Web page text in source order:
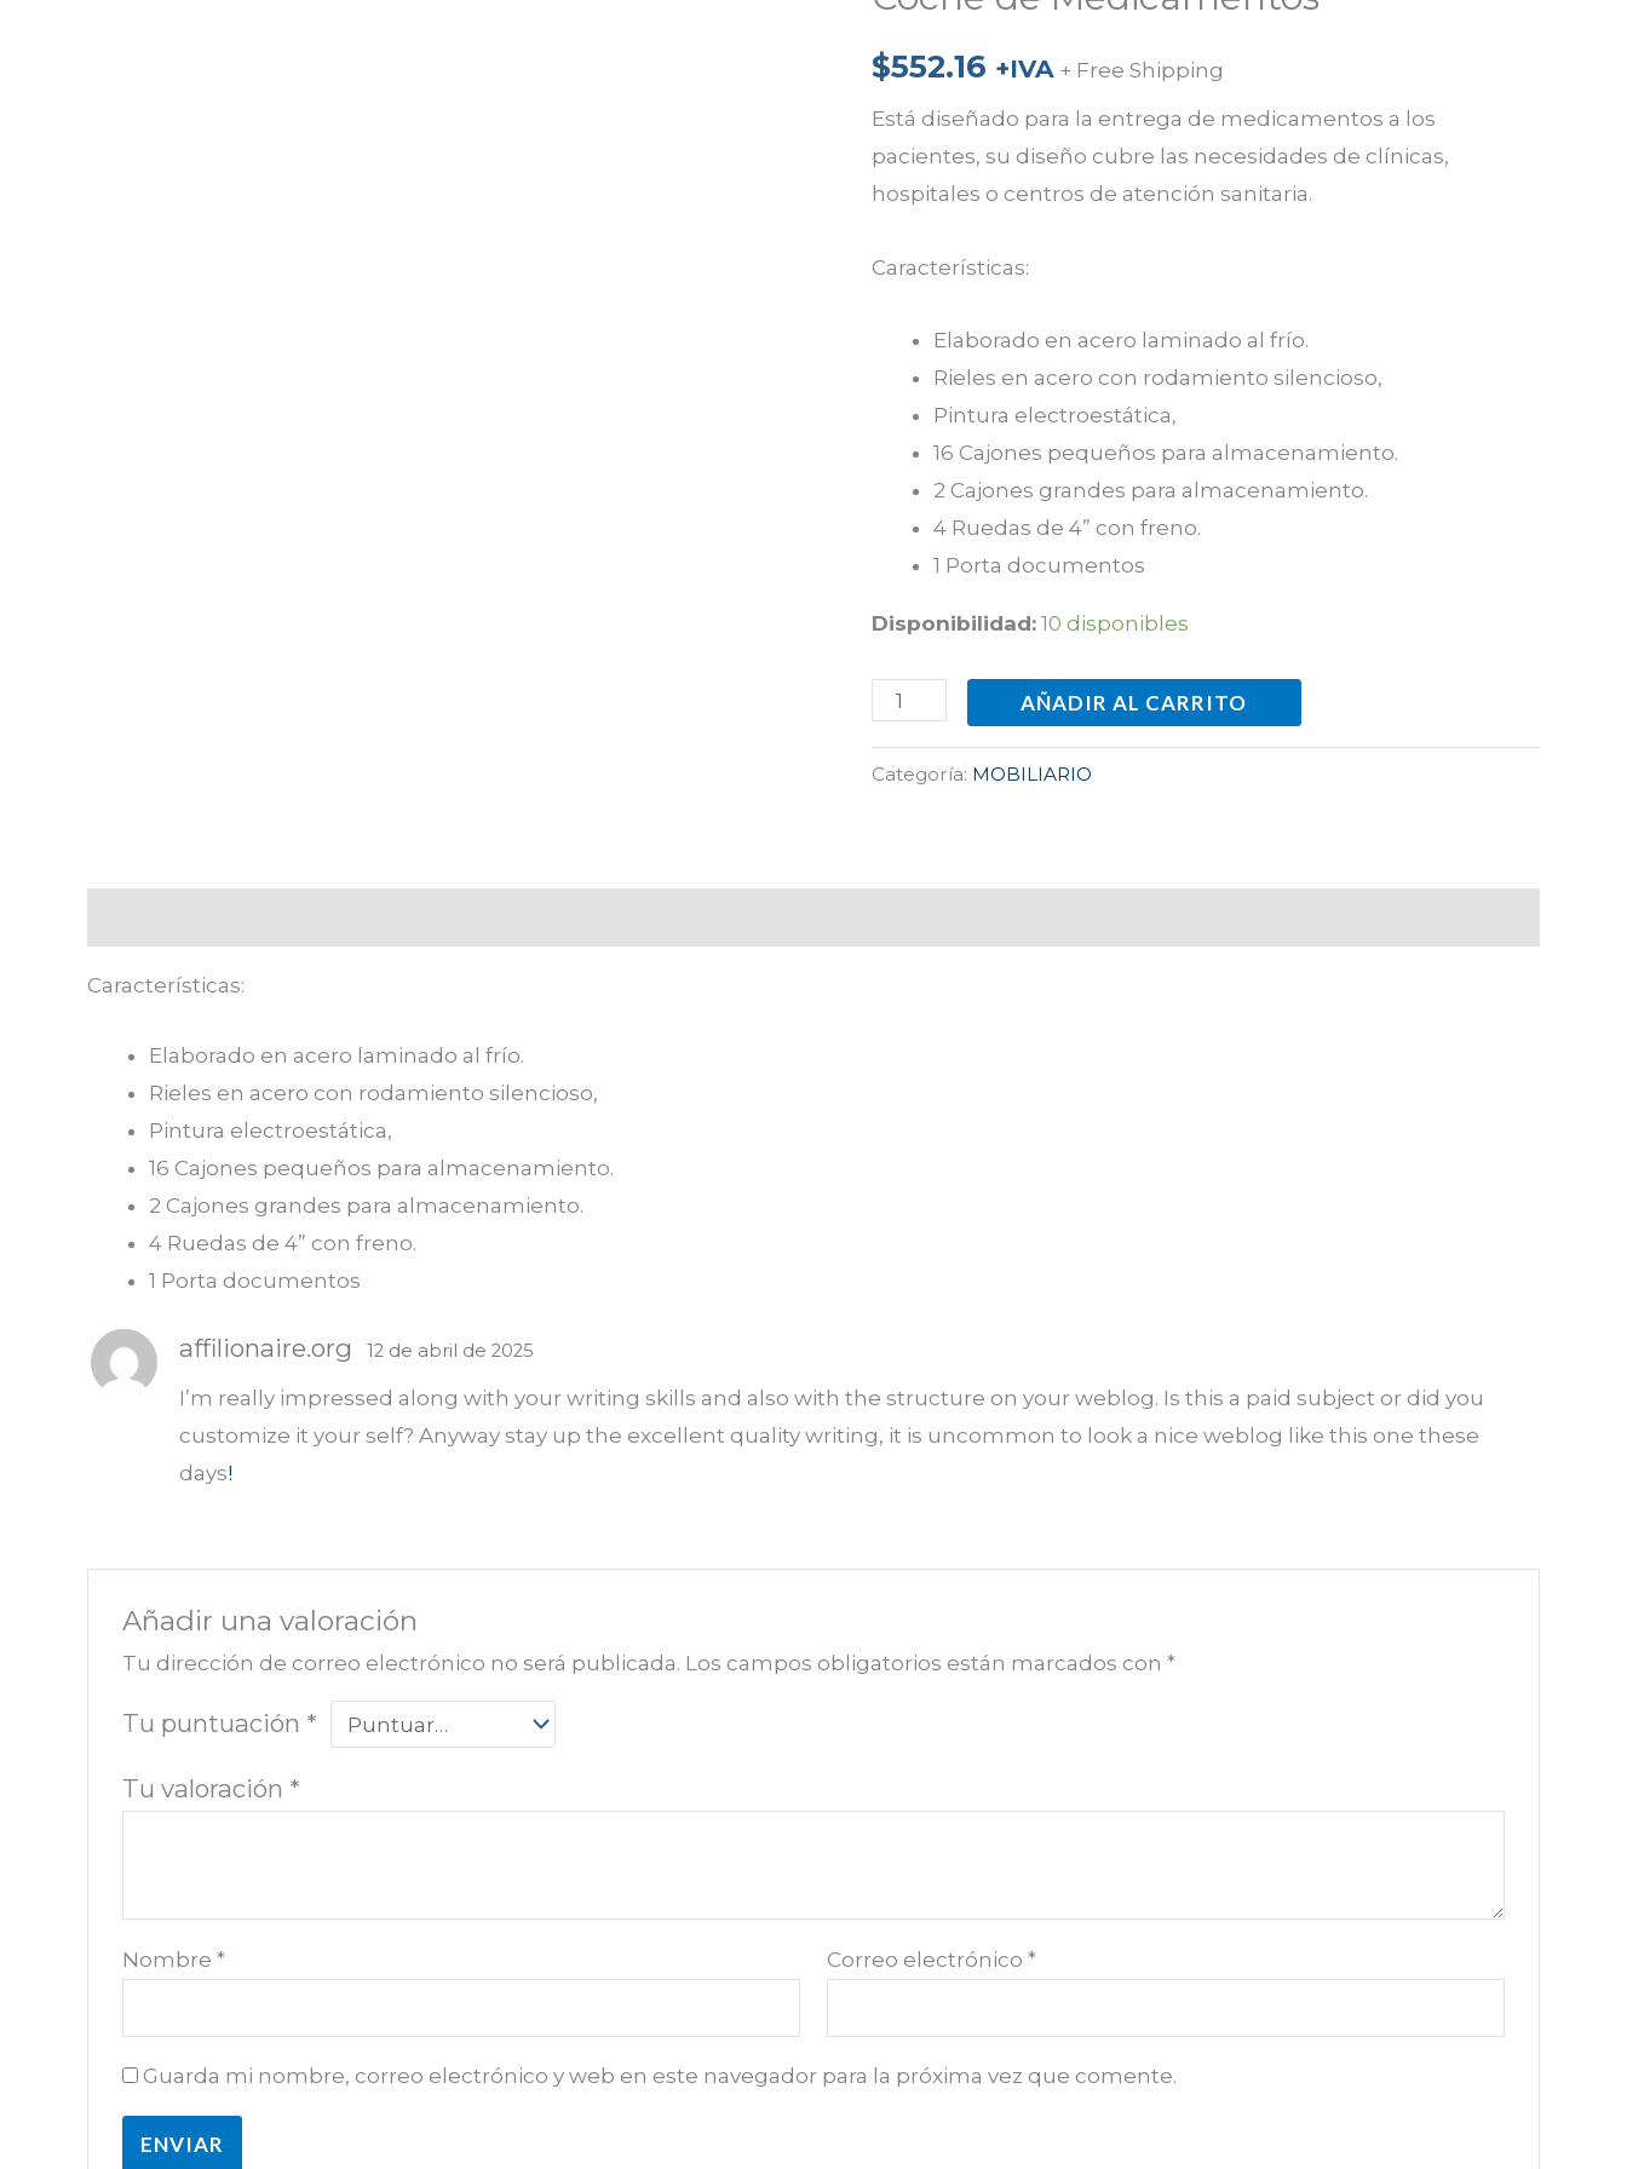
$552.16 +IVA + Free Shipping
Está diseñado para la entrega de medicamentos a los
pacientes, su diseño cubre las necesidades de clínicas,
hospitales o centros de atención sanitaria.
Características:
Elaborado en acero laminado al frío.
Rieles en acero con rodamiento silencioso,
Pintura electroestática,
16 Cajones pequeños para almacenamiento.
2 Cajones grandes para almacenamiento.
4 Ruedas de 4” con freno.
1 Porta documentos
Disponibilidad: 10 disponibles
cantidad
AÑADIR AL CARRITO
Categoría: MOBILIARIO
Características:
Elaborado en acero laminado al frío.
Rieles en acero con rodamiento silencioso,
Pintura electroestática,
16 Cajones pequeños para almacenamiento.
2 Cajones grandes para almacenamiento.
4 Ruedas de 4” con freno.
1 Porta documentos
affilionaire.org 12 de abril de 2025
I’m really impressed along with your writing skills and also with the structure on your weblog. Is this a paid subject or did you
customize it your self? Anyway stay up the excellent quality writing, it is uncommon to look a nice weblog like this one these
days!
Añadir una valoración
Tu dirección de correo electrónico no será publicada. Los campos obligatorios están marcados con*
Tu puntuación *
Tu valoración *
Nombre* Correo electrónico*
Guarda mi nombre, correo electrónico y web en este navegador para la próxima vez que comente.